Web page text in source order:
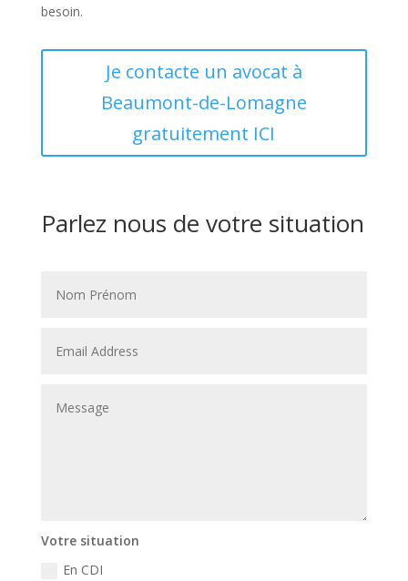
besoin.
Je contacte un avocat à
Beaumont-de-Lomagne
gratuitement ICI
Parlez nous de votre situation
Votre situation
En CDI